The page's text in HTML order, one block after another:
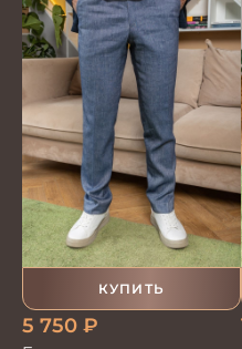
КУПИТЬ
5 750 ₽